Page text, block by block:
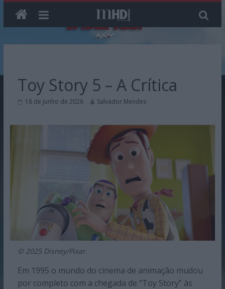
contentToy Story 5 – A Crítica
18 de Junho de 2026 Salvador Mendes
© 2025 Disney/Pixar.
Em 1995 o mundo do cinema de animação mudou
por completo com a chegada de “Toy Story” às